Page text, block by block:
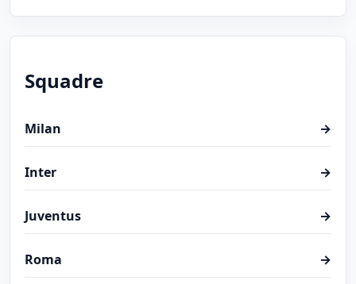
Squadre
Milan →
Inter →
Juventus →
Roma →